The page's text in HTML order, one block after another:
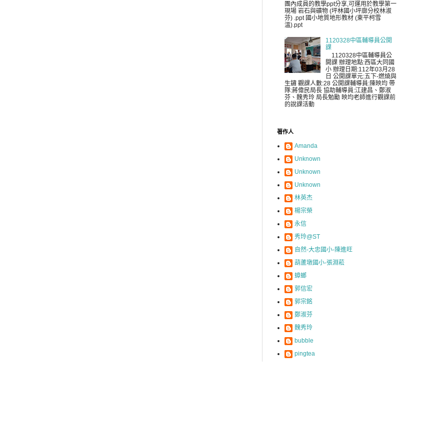
團內成員的教學ppt分享,可運用於教學第一
現場 岩石與礦物 (坪林國小坪廍分校林淑
芬) .ppt 國小地質地形教材 (東平柯雪
溫).ppt
1120328中區輔導員公開
課
1120328中區輔導員公
開課 辦理地點:西區大同國
小 辦理日期:112年03月28
日 公開課單元:五下-燃燒與
生鏽 觀課人數:28 公開課輔導員:陳映均 帶
隊:蔣偉民局長 協助輔導員:江建昌、鄭淑
芬、魏秀玲 局長勉勵 映均老師進行觀課前
的說課活動
著作人
Amanda
Unknown
Unknown
Unknown
林英杰
楊宗榮
永信
秀玲@ST
自然-大忠國小-陳進旺
葫蘆墩國小-張淵菘
蟑螂
郭信宏
郭宗銘
鄭淑芬
魏秀玲
bubble
pingtea